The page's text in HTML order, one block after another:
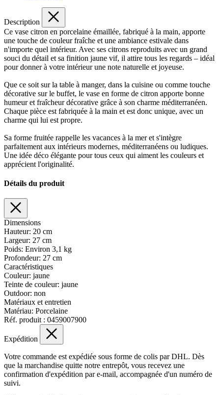
Description
Ce vase citron en porcelaine émaillée, fabriqué à la main, apporte
une touche de couleur fraîche et une ambiance estivale dans
n'importe quel intérieur. Avec ses citrons reproduits avec un grand
souci du détail et sa finition jaune vif, il attire tous les regards – idéal
pour donner à votre intérieur une note naturelle et joyeuse.
Que ce soit sur la table à manger, dans la cuisine ou comme touche
décorative sur le buffet, le vase en forme de citron apporte bonne
humeur et fraîcheur décorative grâce à son charme méditerranéen.
Chaque pièce est fabriquée à la main et est donc unique, avec un
charme qui lui est propre.
Sa forme fruitée rappelle les vacances à la mer et s'intègre
parfaitement aux intérieurs modernes, méditerranéens ou ludiques.
Une idée déco élégante pour tous ceux qui aiment les couleurs et
apprécient l'originalité.
Détails du produit
Dimensions
Hauteur: 20 cm
Largeur: 27 cm
Poids: Environ 3,1 kg
Profondeur: 27 cm
Caractéristiques
Couleur: jaune
Teinte de couleur: jaune
Outdoor: non
Matériaux et entretien
Matériau: Porcelaine
Réf. produit : 0459007900
Expédition
Votre commande est expédiée sous forme de colis par DHL. Dès
que la marchandise quitte notre entrepôt, vous recevez une
confirmation d'expédition par e-mail, accompagnée d'un numéro de
suivi.